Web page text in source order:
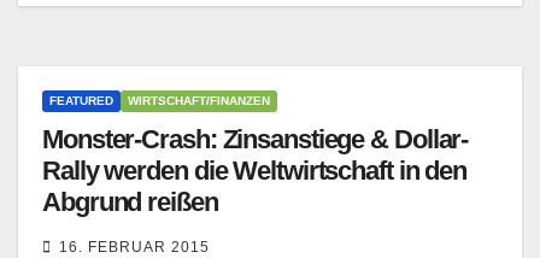
FEATURED WIRTSCHAFT/FINANZEN
Monster-Crash: Zinsanstiege & Dollar-
Rally werden die Weltwirtschaft in den
Abgrund reißen
16. FEBRUAR 2015